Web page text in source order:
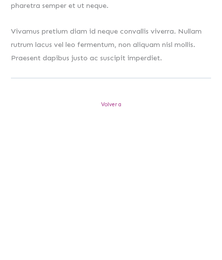
pharetra semper et ut neque.
Vivamus pretium diam id neque convallis viverra. Nullam
rutrum lacus vel leo fermentum, non aliquam nisl mollis.
Praesent dapibus justo ac suscipit imperdiet.
Volver a